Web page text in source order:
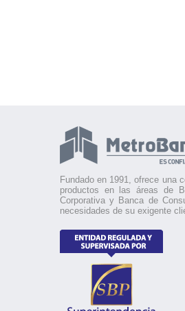
Fundado en 1991, ofrece una
productos en las áreas de
Corporativa y Banca de
necesidades de su exigente